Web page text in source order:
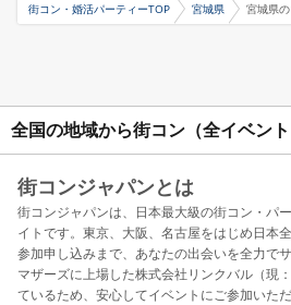
街コン・婚活パーティーTOP 宮城県 宮城県
全国の地域から街コン（全イベン
街コンジャパンとは
街コンジャパンは、日本最大級の街コン・パ
イトです。東京、大阪、名古屋をはじめ日本
参加申し込みまで、あなたの出会いを全力で
マザーズに上場した株式会社リンクバル（現
ているため、安心してイベントにご参加いた